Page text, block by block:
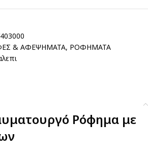
& ΑΦΕΨΗΜΑΤΑ, ΡΟΦΗΜΑΤΑ
Ρόφημα με